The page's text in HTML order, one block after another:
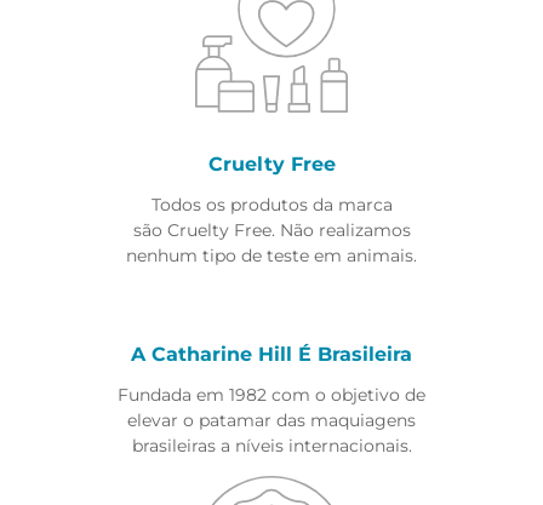
Cruelty Free
Todos os produtos da marca
são Cruelty Free. Não realizamos
nenhum tipo de teste em animais.
A Catharine Hill É Brasileira
Fundada em 1982 com o objetivo de
elevar o patamar das maquiagens
brasileiras a níveis internacionais.